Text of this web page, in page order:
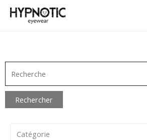
Aller
Rechercher
Catégorie